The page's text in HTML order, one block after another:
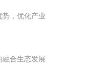
，优化产业
融合生态发展